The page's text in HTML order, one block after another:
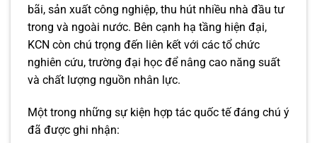
bãi, sản xuất công nghiệp, thu hút nhiều nhà đầu tư
trong và ngoài nước. Bên cạnh hạ tầng hiện đại,
KCN còn chú trọng đến liên kết với các tổ chức
nghiên cứu, trường đại học để nâng cao năng suất
và chất lượng nguồn nhân lực.
Một trong những sự kiện hợp tác quốc tế đáng chú ý
đã được ghi nhận: